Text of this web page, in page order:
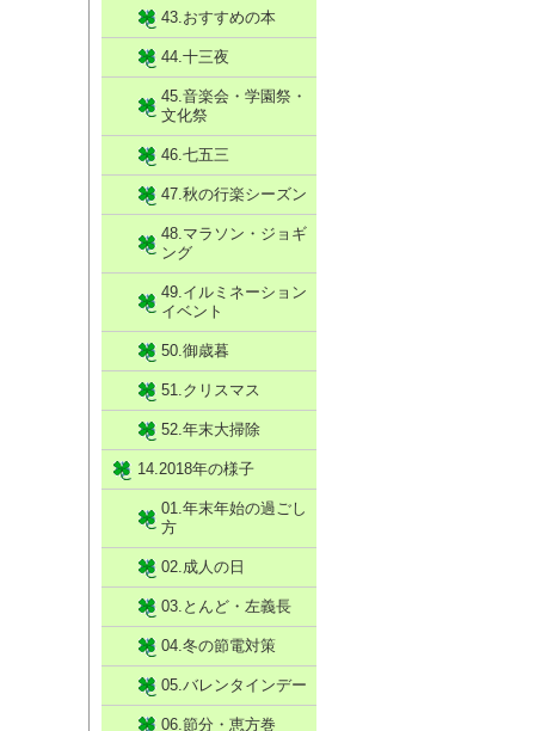
43.おすすめの本
44.十三夜
45.音楽会・学園祭・
文化祭
46.七五三
47.秋の行楽シーズン
48.マラソン・ジョギ
ング
49.イルミネーション
イベント
50.御歳暮
51.クリスマス
52.年末大掃除
14.2018年の様子
01.年末年始の過ごし
方
02.成人の日
03.とんど・左義長
04.冬の節電対策
05.バレンタインデー
06.節分・恵方巻